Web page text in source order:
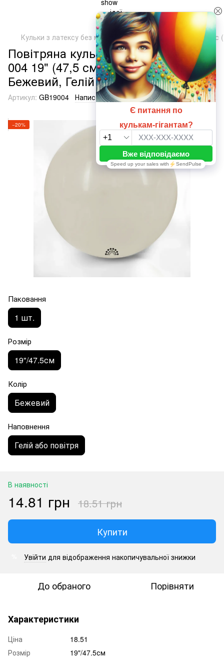
Кульки з латексу без малюнка ТМ Артшоу Латекс Балунс
Повітряна кулька-гігант Бежевий
004 19" (47,5 см), 1 шт., 19"/47.5см,
Бежевий, Гелій або повітря
Артикул: GB19004 Написати відгук
−20%
Паковання
1 шт.
Розмір
19"/47.5см
Колір
Бежевий
Наповнення
Гелій або повітря
В наявності
14.81 грн 18.51 грн
Купити
Увійти для відображення накопичувальної знижки
До обраного Порівняти
Характеристики
Ціна
18.51
Розмір
19"/47.5см